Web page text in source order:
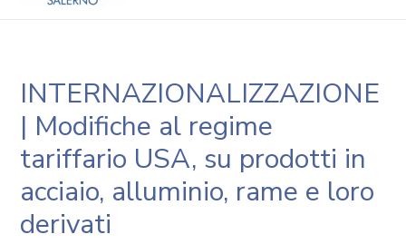
INTERNAZIONALIZZAZIONE
| Modifiche al regime
tariffario USA, su prodotti in
acciaio, alluminio, rame e loro
derivati